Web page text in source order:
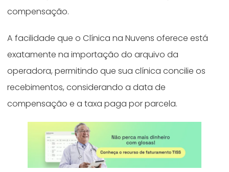
compensação.
A facilidade que o Clínica na Nuvens oferece está
exatamente na importação do arquivo da
operadora, permitindo que sua clínica concilie os
recebimentos, considerando a data de
compensação e a taxa paga por parcela.